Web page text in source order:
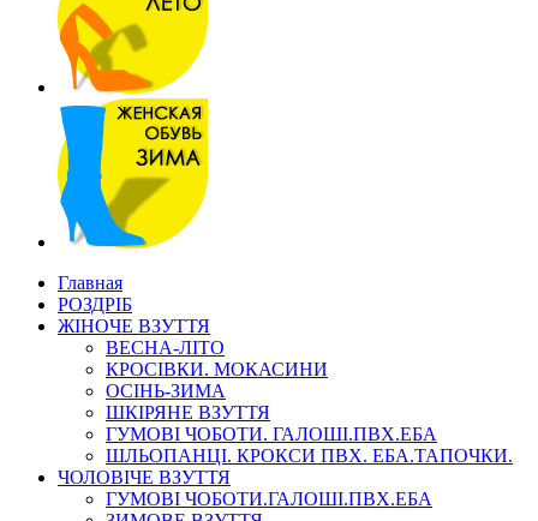
Главная
РОЗДРІБ
ЖІНОЧЕ ВЗУТТЯ
ВЕСНА-ЛІТО
КРОСІВКИ. МОКАСИНИ
ОСІНЬ-ЗИМА
ШКІРЯНЕ ВЗУТТЯ
ГУМОВІ ЧОБОТИ. ГАЛОШІ.ПВХ.ЕБА
ШЛЬОПАНЦІ. КРОКСИ ПВХ. ЕБА.ТАПОЧКИ.
ЧОЛОВІЧЕ ВЗУТТЯ
ГУМОВІ ЧОБОТИ.ГАЛОШІ.ПВХ.ЕБА